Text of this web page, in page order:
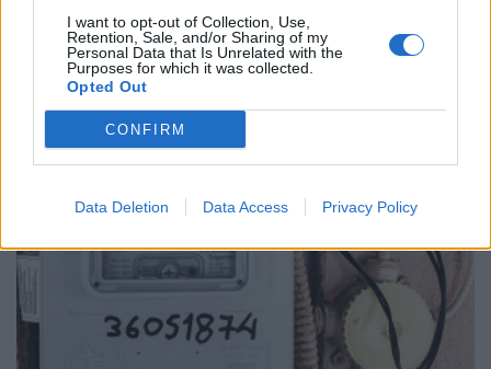
I want to opt-out of Collection, Use,
Retention, Sale, and/or Sharing of my
Personal Data that Is Unrelated with the
Purposes for which it was collected.
Opted Out
CONFIRM
Data Deletion Data Access Privacy Policy
27/07/2026 - 08:34